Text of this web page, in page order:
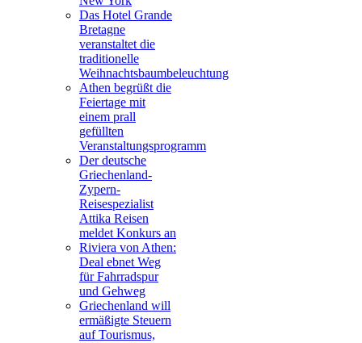
Das Hotel Grande
Bretagne
veranstaltet die
traditionelle
Weihnachtsbaumbeleuchtung
Athen begrüßt die
Feiertage mit
einem prall
gefüllten
Veranstaltungsprogramm
Der deutsche
Griechenland-
Zypern-
Reisespezialist
Attika Reisen
meldet Konkurs an
Riviera von Athen:
Deal ebnet Weg
für Fahrradspur
und Gehweg
Griechenland will
ermäßigte Steuern
auf Tourismus,